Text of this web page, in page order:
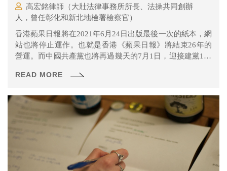
高宏銘律師（大壯法律事務所所長、法操共同創辦
人，曾任彰化和新北地檢署檢察官）
香港蘋果日報將在2021年6月24日出版最後一次的紙本，網
站也將停止運作。也就是香港《蘋果日報》將結束26年的
營運。而中國共產黨也將再過幾天的7月1日，迎接建黨100
（https://tw.appledaily.com/international/20210623/
READ MORE